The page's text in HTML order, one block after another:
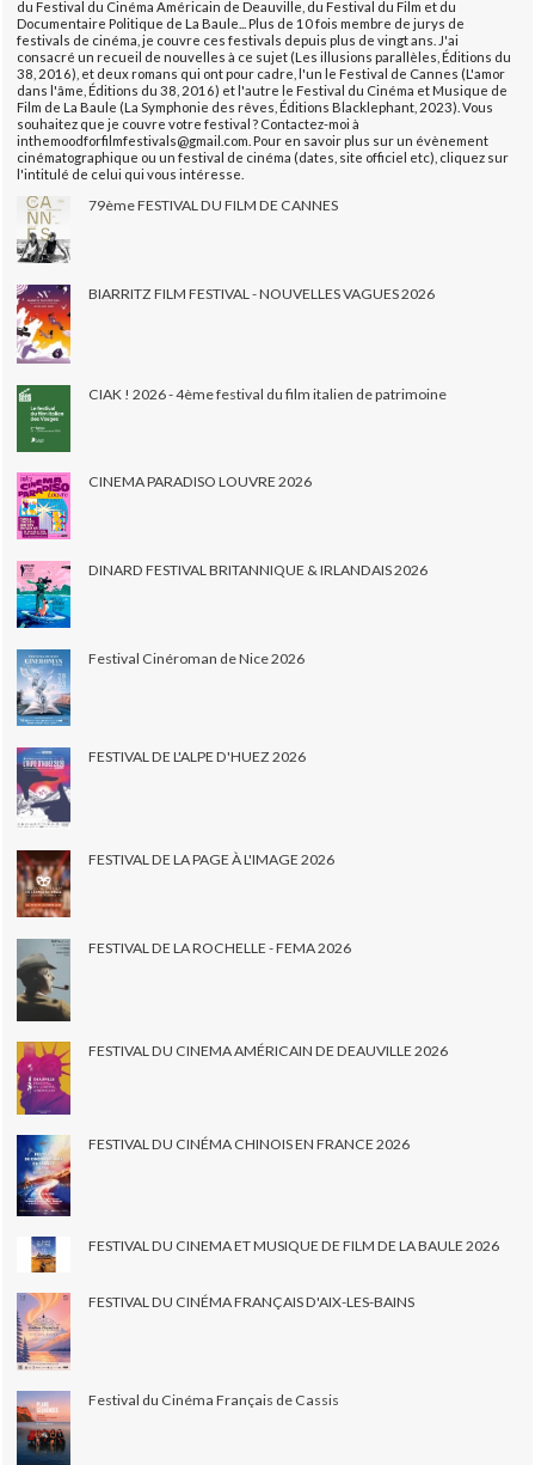
du Festival du Cinéma Américain de Deauville, du Festival du Film et du
Documentaire Politique de La Baule... Plus de 10 fois membre de jurys de
festivals de cinéma, je couvre ces festivals depuis plus de vingt ans. J'ai
consacré un recueil de nouvelles à ce sujet (Les illusions parallèles, Éditions du
38, 2016), et deux romans qui ont pour cadre, l'un le Festival de Cannes (L'amor
dans l'âme, Éditions du 38, 2016) et l'autre le Festival du Cinéma et Musique de
Film de La Baule (La Symphonie des rêves, Éditions Blacklephant, 2023). Vous
souhaitez que je couvre votre festival ? Contactez-moi à
inthemoodforfilmfestivals@gmail.com. Pour en savoir plus sur un évènement
cinématographique ou un festival de cinéma (dates, site officiel etc), cliquez sur
l'intitulé de celui qui vous intéresse.
79ème FESTIVAL DU FILM DE CANNES
BIARRITZ FILM FESTIVAL - NOUVELLES VAGUES 2026
CIAK ! 2026 - 4ème festival du film italien de patrimoine
CINEMA PARADISO LOUVRE 2026
DINARD FESTIVAL BRITANNIQUE & IRLANDAIS 2026
Festival Cinéroman de Nice 2026
FESTIVAL DE L'ALPE D'HUEZ 2026
FESTIVAL DE LA PAGE À L'IMAGE 2026
FESTIVAL DE LA ROCHELLE - FEMA 2026
FESTIVAL DU CINEMA AMÉRICAIN DE DEAUVILLE 2026
FESTIVAL DU CINÉMA CHINOIS EN FRANCE 2026
FESTIVAL DU CINEMA ET MUSIQUE DE FILM DE LA BAULE 2026
FESTIVAL DU CINÉMA FRANÇAIS D'AIX-LES-BAINS
Festival du Cinéma Français de Cassis